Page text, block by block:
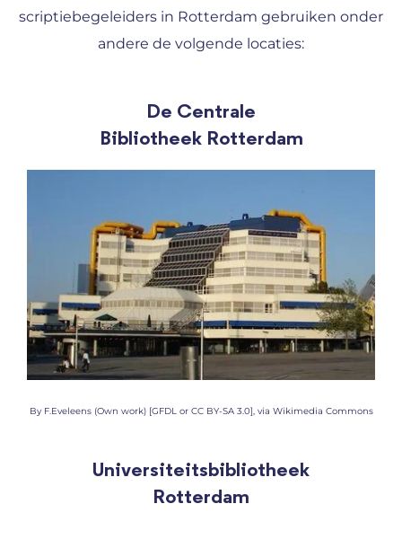
scriptiebegeleiders in Rotterdam gebruiken onder
andere de volgende locaties:
De Centrale
Bibliotheek Rotterdam
By F.Eveleens (Own work) [GFDL or CC BY-SA 3.0], via Wikimedia Commons
Universiteitsbibliotheek
Rotterdam